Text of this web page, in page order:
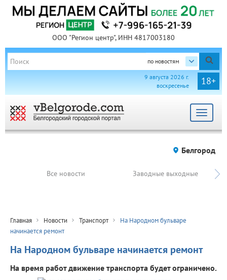
ООО "Регион центр", ИНН 4817003180
по новостям
18+
9 августа 2026 г.
воскресенье
Toggle
Белгород
Все новости Заводные выходные
Главная Новости Транспорт
На Народном бульваре
начинается ремонт
На Народном бульваре начинается ремонт
На время работ движение транспорта будет ограничено.